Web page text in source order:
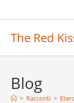
al
The Red
Blog
> Racconti >